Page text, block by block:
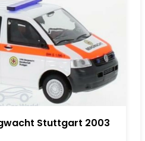
Stuttgart 2003